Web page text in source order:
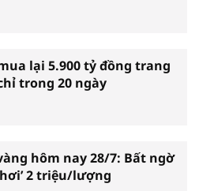
lại 5.900 tỷ đồng trang
trong 20 ngày
hôm nay 28/7: Bất ngờ
hơi’ 2 triệu/lượng